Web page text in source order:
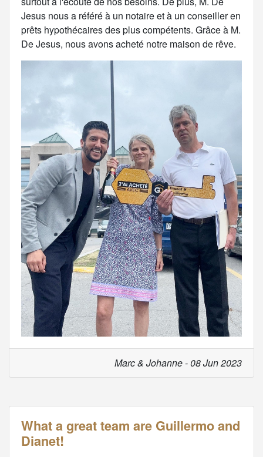
Jesus nous a référé à un notaire et à un conseiller en
prêts hypothécaires des plus compétents. Grâce à M.
De Jesus, nous avons acheté notre maison de rêve.
Marc & Johanne - 08 Jun 2023
What a great team are Guillermo and
Dianet!